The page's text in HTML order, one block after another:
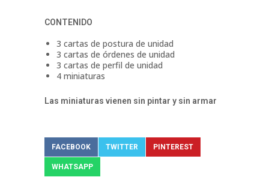
CONTENIDO
3 cartas de postura de unidad
3 cartas de órdenes de unidad
3 cartas de perfil de unidad
4 miniaturas
Las miniaturas vienen sin pintar y sin armar
FACEBOOK TWITTER PINTEREST
WHATSAPP